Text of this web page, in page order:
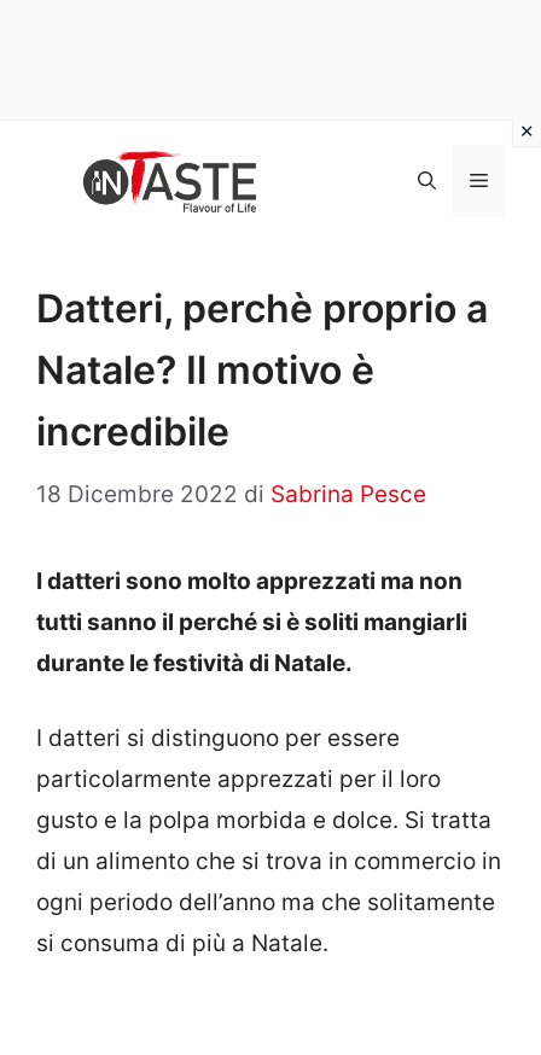
Menu
Datteri, perchè proprio a
Natale? Il motivo è
incredibile
18 Dicembre 2022 di Sabrina Pesce
I datteri sono molto apprezzati ma non
tutti sanno il perché si è soliti mangiarli
durante le festività di Natale.
I datteri si distinguono per essere
particolarmente apprezzati per il loro
gusto e la polpa morbida e dolce. Si tratta
di un alimento che si trova in commercio in
ogni periodo dell’anno ma che solitamente
si consuma di più a Natale.